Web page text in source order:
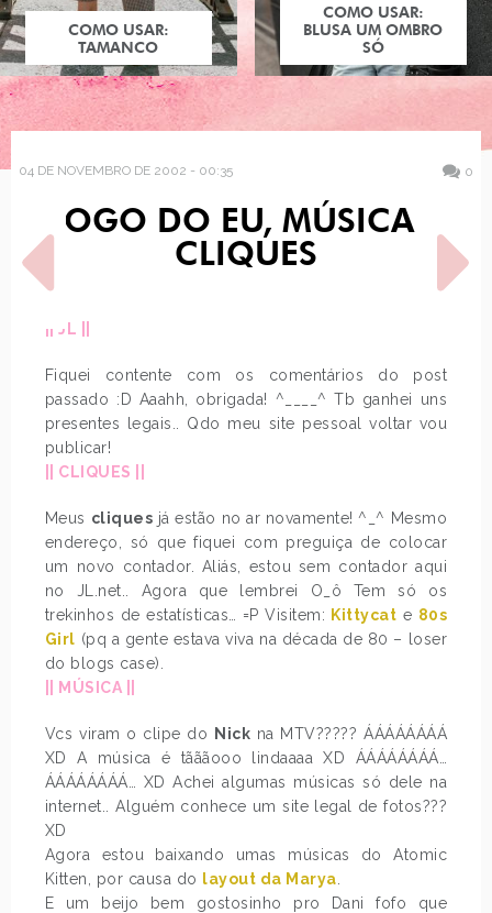
COMO USAR:
TAMANCO
COMO USAR:
BLUSA UM OMBRO
SÓ
04 DE NOVEMBRO DE 2002 - 00:35 0
JOGO DO EU, MÚSICA E
CLIQUES
|| JL ||
Fiquei contente com os comentários do post
passado :D Aaahh, obrigada! ^____^ Tb ganhei uns
presentes legais.. Qdo meu site pessoal voltar vou
publicar!
|| CLIQUES ||
Meus cliques já estão no ar novamente! ^_^ Mesmo
endereço, só que fiquei com preguiça de colocar
um novo contador. Aliás, estou sem contador aqui
no JL.net.. Agora que lembrei O_ô Tem só os
trekinhos de estatísticas… =P Visitem: Kittycat e 80s
Girl (pq a gente estava viva na década de 80 – loser
do blogs case).
|| MÚSICA ||
Vcs viram o clipe do Nick na MTV????? ÁÁÁÁÁÁÁÁ
XD A música é tãããooo lindaaaa XD ÁÁÁÁÁÁÁÁ…
ÁÁÁÁÁÁÁÁ… XD Achei algumas músicas só dele na
internet.. Alguém conhece um site legal de fotos???
XD
Agora estou baixando umas músicas do Atomic
Kitten, por causa do layout da Marya
E um beijo bem gostosinho pro Dani fofo que
POST ANTERIOR
LAYOUT NOVO... BEM
PRÓXIMO POST
NICK CARTER